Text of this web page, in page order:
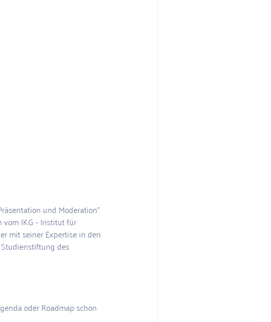
und Moderation”
vom IKG - Institut für
mit seiner Expertise in den
des
oder Roadmap schon